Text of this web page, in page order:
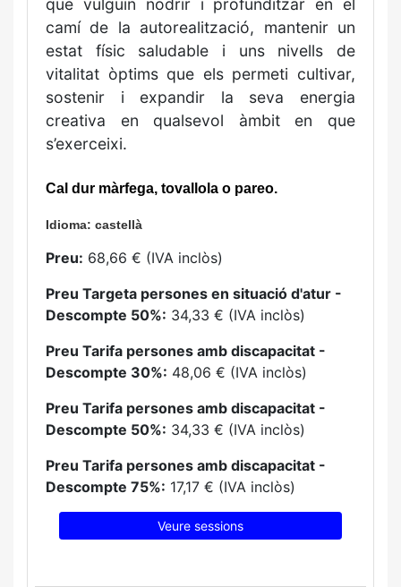
que vulguin nodrir i profunditzar en el
camí de la autorealització, mantenir un
estat físic saludable i uns nivells de
vitalitat òptims que els permeti cultivar,
sostenir i expandir la seva energia
creativa en qualsevol àmbit en que
s’exerceixi.
Cal dur màrfega, tovallola o pareo.
Idioma: castellà
Preu: 68,66 € (IVA inclòs)
Preu Targeta persones en situació d'atur -
Descompte 50%: 34,33 € (IVA inclòs)
Preu Tarifa persones amb discapacitat -
Descompte 30%: 48,06 € (IVA inclòs)
Preu Tarifa persones amb discapacitat -
Descompte 50%: 34,33 € (IVA inclòs)
Preu Tarifa persones amb discapacitat -
Descompte 75%: 17,17 € (IVA inclòs)
Veure sessions